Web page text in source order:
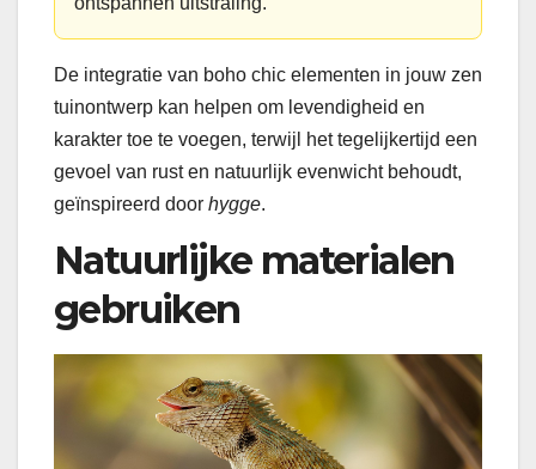
De integratie van boho chic elementen in jouw zen
tuinontwerp kan helpen om levendigheid en
karakter toe te voegen, terwijl het tegelijkertijd een
gevoel van rust en natuurlijk evenwicht behoudt,
geïnspireerd door hygge.
Natuurlijke materialen
gebruiken